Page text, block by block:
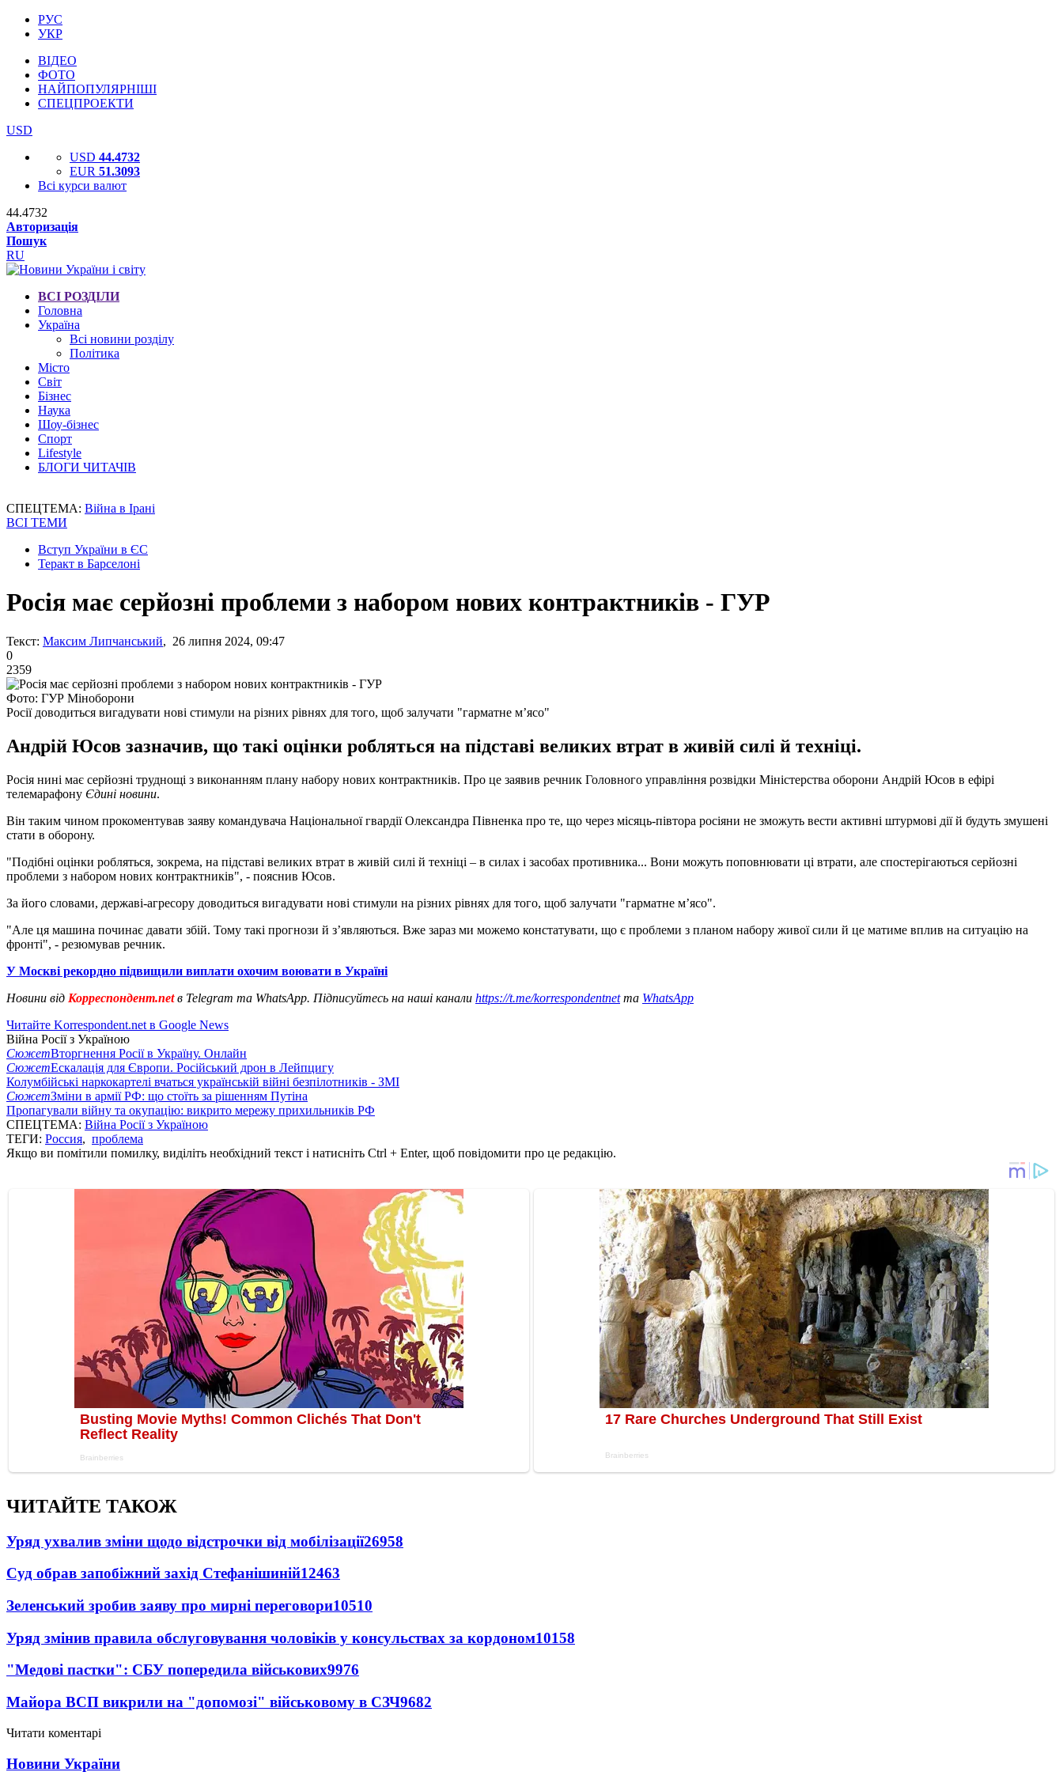
РУС
УКР
ВІДЕО
ФОТО
НАЙПОПУЛЯРНІШІ
СПЕЦПРОЕКТИ
USD
USD 44.4732
EUR 51.3093
Всі курси валют
44.4732
Авторизація
Пошук
RU
ВСІ РОЗДІЛИ
Головна
Україна
Всі новини розділу
Політика
Місто
Світ
Бізнес
Наука
Шоу-бізнес
Спорт
Lifestyle
БЛОГИ ЧИТАЧІВ
СПЕЦТЕМА: Війна в Ірані
ВСІ ТЕМИ
Вступ України в ЄС
Теракт в Барселоні
Росія має серйозні проблеми з набором нових контрактників - ГУР
Текст: Максим Липчанський, 26 липня 2024, 09:47
0
2359
Фото: ГУР Міноборони
Росії доводиться вигадувати нові стимули на різних рівнях для того, щоб залучати "гарматне м’ясо"
Андрій Юсов зазначив, що такі оцінки робляться на підставі великих втрат в живій силі й техніці.
Росія нині має серйозні труднощі з виконанням плану набору нових контрактників. Про це заявив речник Головного управління розвідки Міністерства оборони Андрій Юсов в ефірі
телемарафону Єдині новини.
Він таким чином прокоментував заяву командувача Національної гвардії Олександра Півненка про те, що через місяць-півтора росіяни не зможуть вести активні штурмові дії й будуть змушені
стати в оборону.
"Подібні оцінки робляться, зокрема, на підставі великих втрат в живій силі й техніці – в силах і засобах противника... Вони можуть поповнювати ці втрати, але спостерігаються серйозні
проблеми з набором нових контрактників", - пояснив Юсов.
За його словами, державі-агресору доводиться вигадувати нові стимули на різних рівнях для того, щоб залучати "гарматне м’ясо".
"Але ця машина починає давати збій. Тому такі прогнози й з’являються. Вже зараз ми можемо констатувати, що є проблеми з планом набору живої сили й це матиме вплив на ситуацію на
фронті", - резюмував речник.
У Москві рекордно підвищили виплати охочим воювати в Україні
Новини від Корреспондент.netв Telegram та WhatsApp. Підписуйтесь на наші канали https://t.me/korrespondentnetта WhatsApp
Читайте Korrespondent.net в Google News
Війна Росії з Україною
СюжетВторгнення Росії в Україну. Онлайн
СюжетЕскалація для Європи. Російський дрон в Лейпцигу
Колумбійські наркокартелі вчаться українській війні безпілотників - ЗМІ
СюжетЗміни в армії РФ: що стоїть за рішенням Путіна
Пропагували війну та окупацію: викрито мережу прихильників РФ
СПЕЦТЕМА: Війна Росії з Україною
ТЕГИ: Россия, проблема
Якщо ви помітили помилку, виділіть необхідний текст і натисніть Ctrl + Enter, щоб повідомити про це редакцію.
ЧИТАЙТЕ ТАКОЖ
Уряд ухвалив зміни щодо відстрочки від мобілізації26958
Суд обрав запобіжний захід Стефанішиній12463
Зеленський зробив заяву про мирні переговори10510
Уряд змінив правила обслуговування чоловіків у консульствах за кордоном10158
"Медові пастки": СБУ попередила військових9976
Майора ВСП викрили на "допомозі" військовому в СЗЧ9682
Читати коментарі
Новини України